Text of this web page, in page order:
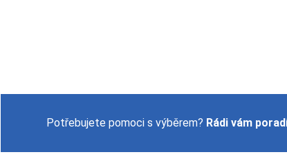
Potřebujete pomoci s výběrem? Rádi vám